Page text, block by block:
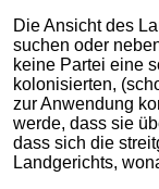
Die Ansicht des
suchen oder
keine Partei eine
kolonisierten,
zur Anwendung
werde, dass sie
dass sich die
Landgerichts,